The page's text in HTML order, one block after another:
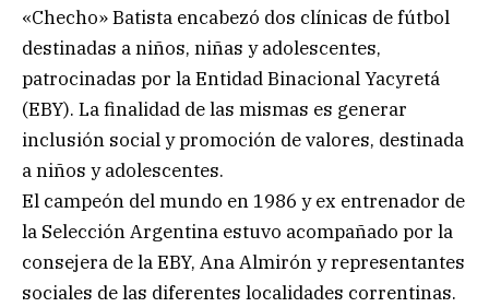
«Checho» Batista encabezó dos clínicas de fútbol
destinadas a niños, niñas y adolescentes,
patrocinadas por la Entidad Binacional Yacyretá
(EBY). La finalidad de las mismas es generar
inclusión social y promoción de valores, destinada
a niños y adolescentes.
El campeón del mundo en 1986 y ex entrenador de
la Selección Argentina estuvo acompañado por la
consejera de la EBY, Ana Almirón y representantes
sociales de las diferentes localidades correntinas.